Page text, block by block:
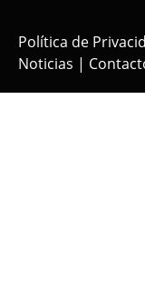
Política de
Noticias |